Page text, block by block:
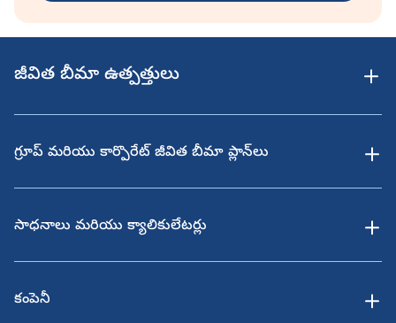
జీవిత బీమా ఉత్పత్తులు
గ్రూప్ మరియు కార్పొరేట్ జీవిత బీమా ప్లాన్‌లు
సాధనాలు మరియు క్యాలికులేటర్లు
కంపెనీ